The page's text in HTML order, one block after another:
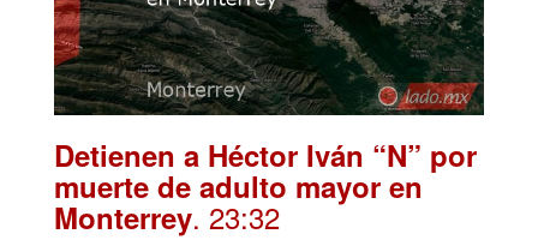
Detienen a Héctor Iván “N” por
muerte de adulto mayor en
Monterrey. 23:32